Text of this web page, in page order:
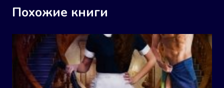
Похожие книги